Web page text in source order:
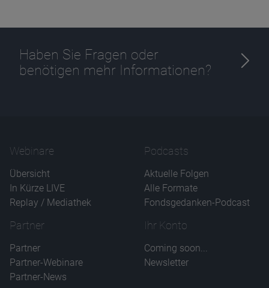
Haben Sie Fragen oder
benötigen mehr Informationen?
Webinare
Übersicht
In Kürze LIVE
Replay / Mediathek
Podcasts
Aktuelle Folgen
Alle Formate
Fondsgedanken-Podcast
Partner
Partner
Partner-Webinare
Partner-News
Ihr Konto
Coming soon...
Newsletter